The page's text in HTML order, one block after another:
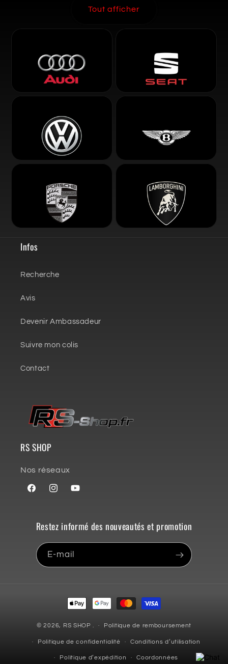
Tout afficher
Infos
Recherche
Avis
Devenir Ambassadeur
Suivre mon colis
Contact
RS SHOP
Nos réseaux
FacebookInstagramYouTube
Restez informé des nouveautés et promotion
E-mail
Moyens
de
paiement
© 2026, RS SHOP Politique de remboursement
Politique de confidentialité Conditions d’utilisation
Politique d’expédition Coordonnées